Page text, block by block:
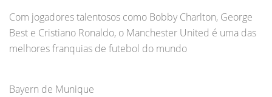
Com jogadores talentosos como Bobby Charlton, George
Best e Cristiano Ronaldo, o Manchester United é uma das
melhores franquias de futebol do mundo
Bayern de Munique